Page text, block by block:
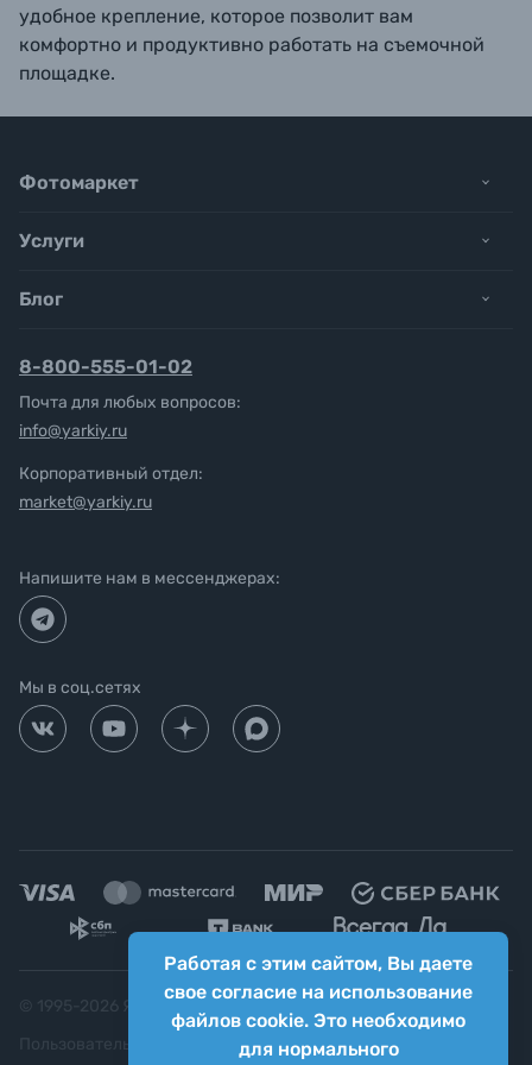
удобное крепление, которое позволит вам
комфортно и продуктивно работать на съемочной
площадке.
Работая с этим сайтом, Вы даете
свое согласие на использование
файлов cookie. Это необходимо
для нормального
Фотомаркет
Услуги
Блог
8-800-555-01-02
Почта для любых вопросов:
info@yarkiy.ru
Корпоративный отдел:
market@yarkiy.ru
Напишите нам в мессенджерах:
Мы в соц.сетях
Яркий фотомаркет ("Яркий Мир")
Пользовательское соглашение